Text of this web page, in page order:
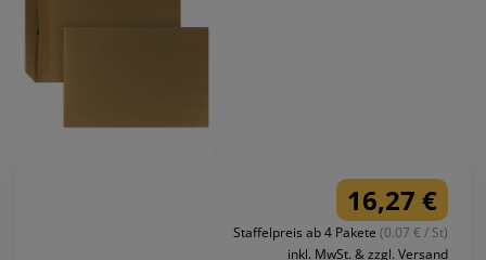
16,27 €
Staffelpreis ab 4 Pakete (0.07 € / St)
inkl. MwSt. & zzgl. Versand